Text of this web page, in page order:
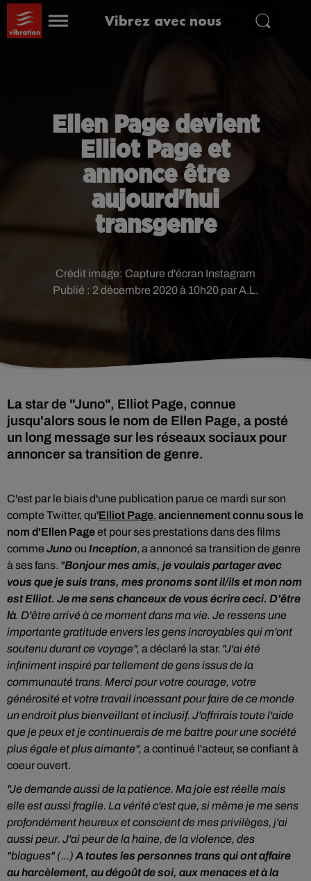
Vibrez avec nous
Ellen Page devient
Elliot Page et
annonce être
aujourd'hui
transgenre
Publié : 2 décembre 2020 à 10h20 par A.L.
Crédit image: Capture d'écran Instagram
La star de "Juno", Elliot Page, connue
jusqu'alors sous le nom de Ellen Page, a posté
un long message sur les réseaux sociaux pour
annoncer sa transition de genre.
C'est par le biais d'une publication parue ce mardi sur son
compte Twitter, qu'Elliot Page, anciennement connu sous le
nom d'Ellen Pageet pour ses prestations dans des films
comme Juno ou Inception, a annoncé sa transition de genre
à ses fans. "Bonjour mes amis, je voulais partager avec
vous que je suis trans, mes pronoms sont il/ils et mon nom
est Elliot. Je me sens chanceux de vous écrire ceci. D'être
là. D'être arrivé à ce moment dans ma vie. Je ressens une
importante gratitude envers les gens incroyables qui m'ont
soutenu durant ce voyage", a déclaré la star. "J'ai été
infiniment inspiré par tellement de gens issus de la
communauté trans. Merci pour votre courage, votre
générosité et votre travail incessant pour faire de ce monde
un endroit plus bienveillant et inclusif. J'offrirais toute l'aide
que je peux et je continuerais de me battre pour une société
plus égale et plus aimante", a continué l'acteur, se confiant à
coeur ouvert.
"Je demande aussi de la patience. Ma joie est réelle mais
elle est aussi fragile. La vérité c'est que, si même je me sens
profondément heureux et conscient de mes privilèges, j'ai
aussi peur. J'ai peur de la haine, de la violence, des
"blagues" (...) A toutes les personnes trans qui ont affaire
au harcèlement, au dégoût de soi, aux menaces et à la